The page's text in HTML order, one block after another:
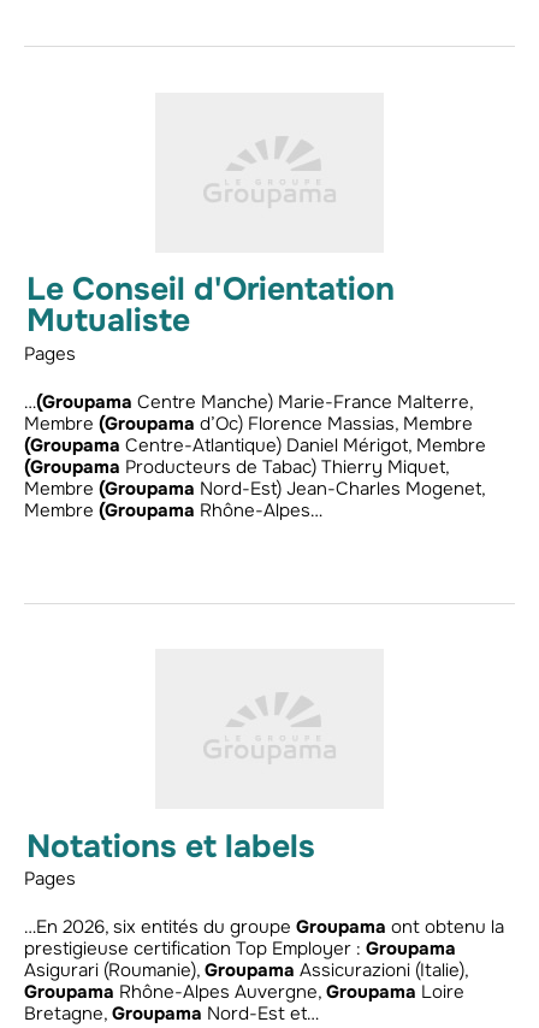
Le Conseil d'Orientation
Mutualiste
Pages
…(Groupama Centre Manche) Marie-France Malterre,
Membre (Groupama d’Oc) Florence Massias, Membre
(Groupama Centre-Atlantique) Daniel Mérigot, Membre
(Groupama Producteurs de Tabac) Thierry Miquet,
Membre (Groupama Nord-Est) Jean-Charles Mogenet,
Membre (Groupama Rhône-Alpes…
Notations et labels
Pages
…En 2026, six entités du groupe Groupama ont obtenu la
prestigieuse certification Top Employer : Groupama
Asigurari (Roumanie), Groupama Assicurazioni (Italie),
Groupama Rhône-Alpes Auvergne, Groupama Loire
Bretagne, Groupama Nord-Est et…